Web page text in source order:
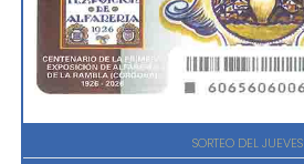
SORTEO DEL JUEVES